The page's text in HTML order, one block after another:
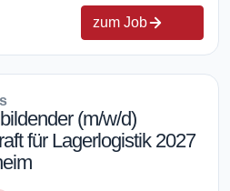
zum Job
(m/w/d)
für Lagerlogistik 2027